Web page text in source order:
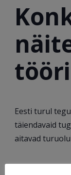
Eesti turul
täiendavaid
aitavad